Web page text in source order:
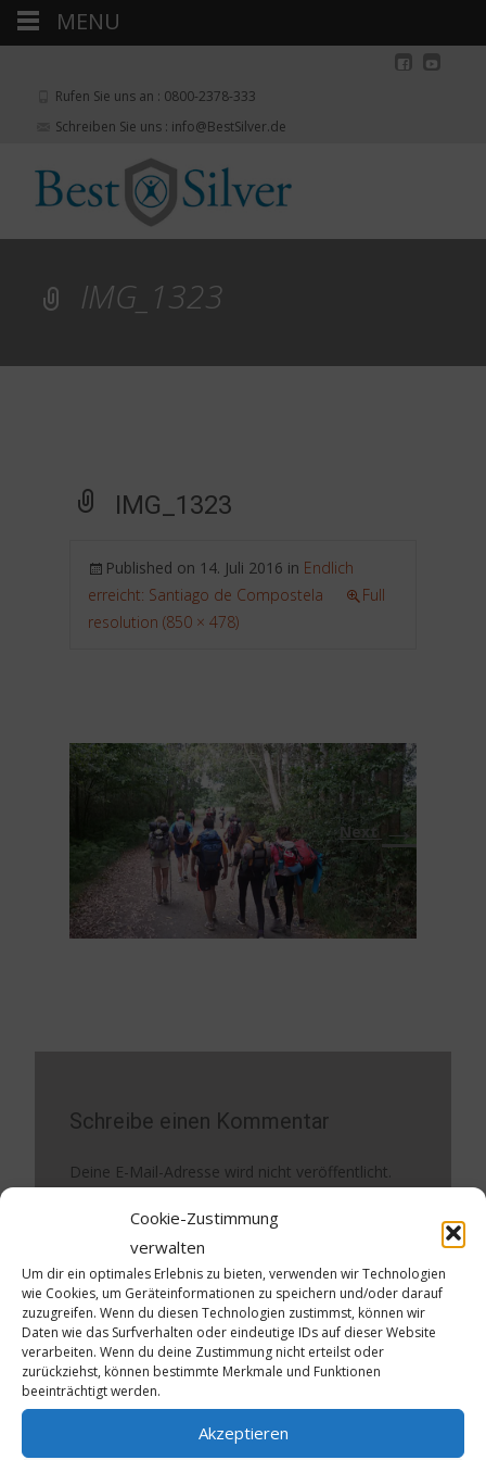
Cookie-Zustimmung
verwalten
Um dir ein optimales Erlebnis zu bieten, verwenden wir Technologien
wie Cookies, um Geräteinformationen zu speichern und/oder darauf
zuzugreifen. Wenn du diesen Technologien zustimmst, können wir
Daten wie das Surfverhalten oder eindeutige IDs auf dieser Website
verarbeiten. Wenn du deine Zustimmung nicht erteilst oder
zurückziehst, können bestimmte Merkmale und Funktionen
beeinträchtigt werden.
Akzeptieren
Rufen Sie uns an : 0800-2378-333
Schreiben Sie uns : info@BestSilver.de
IMG_1323
IMG_1323
Published on 14. Juli 2016 in Endlich
erreicht: Santiago de Compostela
Full
resolution (850 × 478)
Next →
Schreibe einen Kommentar
Deine E-Mail-Adresse wird nicht veröffentlicht.
Kommentar*
MENU